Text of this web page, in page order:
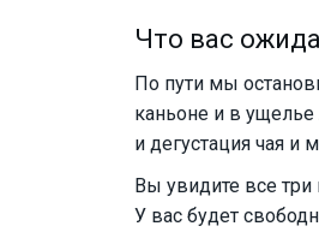
Что вас
По пути мы
каньоне и в
и дегустация чая и
Вы увидите все три
У вас будет